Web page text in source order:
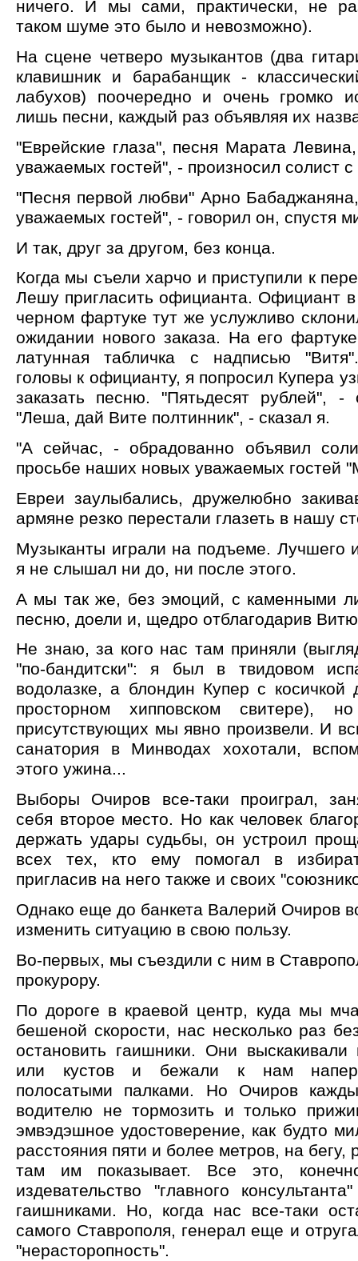
ничего. И мы сами, практически, не
таком шуме это было и невозможно).
На сцене четверо музыкантов (два
клавишник и барабанщик -
лабухов) поочередно и очень громко
лишь песни, каждый раз объявляя их
"Еврейские глаза", песня Марата
уважаемых гостей", - произносил солист
"Песня первой любви" Арно
уважаемых гостей", - говорил он, спустя
И так, друг за другом, без конца.
Когда мы съели харчо и приступили к
Лешу пригласить официанта. Официант
черном фартуке тут же услужливо
ожидании нового заказа. На его
латунная табличка с надписью
головы к официанту, я попросил Купера
заказать песню. "Пятьдесят рублей", -
"Леша, дай Вите полтинник", - сказал я.
"А сейчас, - обрадованно объявил
просьбе наших новых уважаемых гостей
Евреи заулыбались, дружелюбно
армяне резко перестали глазеть в нашу
Музыканты играли на подъеме. Лучшего
я не слышал ни до, ни после этого.
А мы так же, без эмоций, с каменными
песню, доели и, щедро отблагодарив
Не знаю, за кого нас там приняли
"по-бандитски": я был в твидовом
водолазке, а блондин Купер с
просторном хипповском свитере),
присутствующих мы явно произвели. И
санатория в Минводах хохотали,
этого ужина...
Выборы Очиров все-таки проиграл,
себя второе место. Но как человек
держать удары судьбы, он устроил
всех тех, кто ему помогал в
пригласив на него также и своих
Однако еще до банкета Валерий Очиров
изменить ситуацию в свою пользу.
Во-первых, мы съездили с ним в
прокурору.
По дороге в краевой центр, куда мы
бешеной скорости, нас несколько раз
остановить гаишники. Они выскакивали
или кустов и бежали к нам
полосатыми палками. Но Очиров
водителю не тормозить и только
эмвэдэшное удостоверение, как будто
расстояния пяти и более метров, на бегу,
там им показывает. Все это,
издевательство "главного
гаишниками. Но, когда нас все-таки
самого Ставрополя, генерал еще и
"нерасторопность".